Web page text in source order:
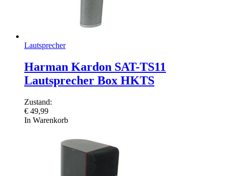
Lautsprecher
Harman Kardon SAT-TS11
Lautsprecher Box HKTS
Zustand:
€ 49,99
In Warenkorb